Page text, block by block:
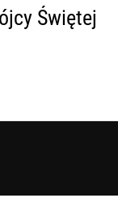
Świętej